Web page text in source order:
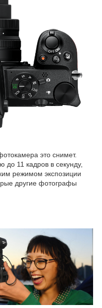
это снимет.
до 11 кадров в секунду,
режимом экспозиции
другие фотографы